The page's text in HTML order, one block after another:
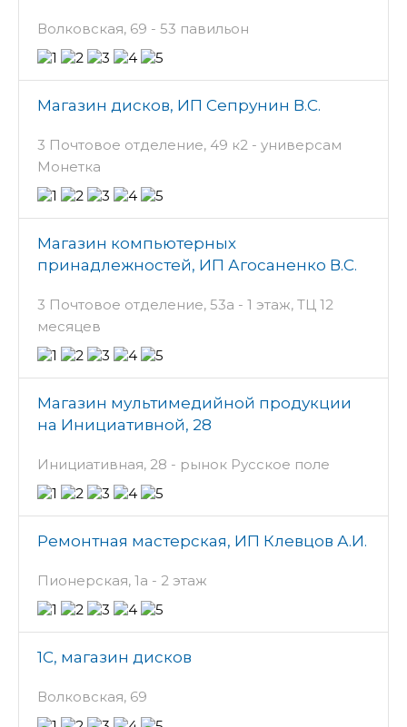
Волковская, 69 - 53 павильон
Магазин дисков, ИП Сепрунин В.С.
3 Почтовое отделение, 49 к2 - универсам
Монетка
Магазин компьютерных
принадлежностей, ИП Агосаненко В.С.
3 Почтовое отделение, 53а - 1 этаж, ТЦ 12
месяцев
Магазин мультимедийной продукции
на Инициативной, 28
Инициативная, 28 - рынок Русское поле
Ремонтная мастерская, ИП Клевцов А.И.
Пионерская, 1а - 2 этаж
1С, магазин дисков
Волковская, 69